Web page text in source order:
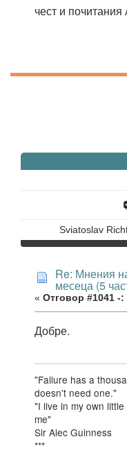
чест и
Sviatoslav
Re: Мнения
месеца (5
« Отговор #1041 -:
Добре.
"Failure has a
doesn't need one."
"I live in my own
me"
Sir Alec Guinness
***